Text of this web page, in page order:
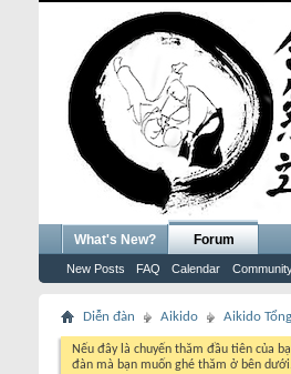
What's New? Forum
New Posts FAQ Calendar
Diễn đàn Aikido Aikido
Nếu đây là chuyến thăm đầu tiên của
đàn mà bạn muốn ghé thăm ở bên